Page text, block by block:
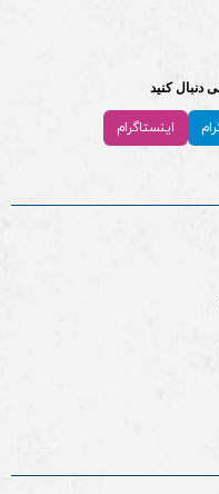
دنبال کنید
اینستاگرام